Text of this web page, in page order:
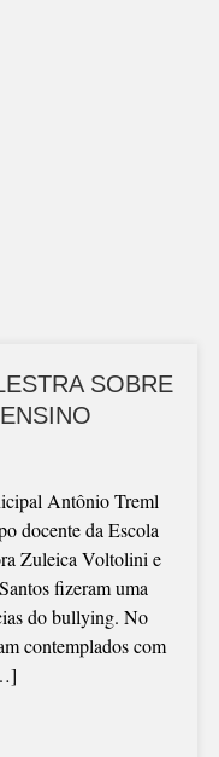
SOBRE
Antônio Treml
docente da Escola
Zuleica Voltolini e
fizeram uma
do bullying. No
contemplados com